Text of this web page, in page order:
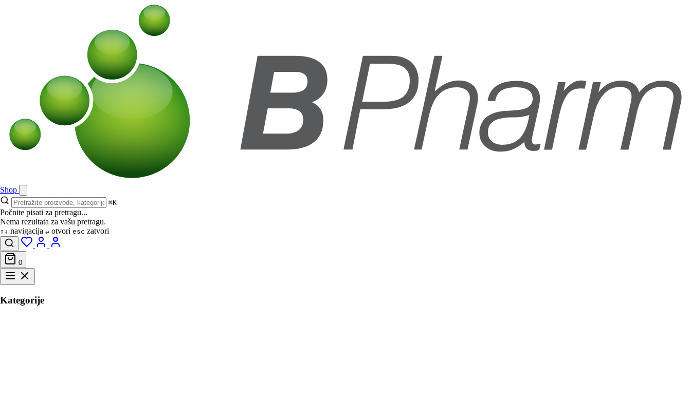
Shop
⌘K
Počnite pisati za pretragu...
Nema rezultata za vašu pretragu.
↑↓ navigacija ↵ otvori esc zatvori
0
Kategorije